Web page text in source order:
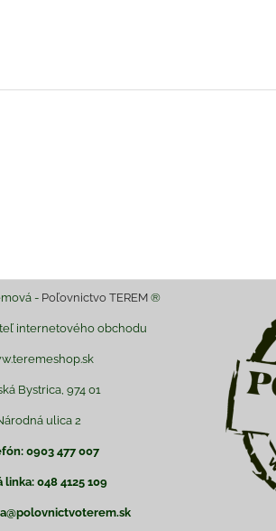
- Poľovnictvo TEREM®
internetového obchodu
Bystrica, 974 01
ulica 2
0903 477 007
linka: 048 4125 109